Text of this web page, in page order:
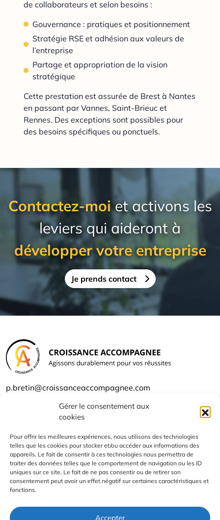
Gérer le consentement aux
cookies
Pour offrir les meilleures expériences, nous utilisons des technologies
telles que les cookies pour stocker et/ou accéder aux informations des
appareils. Le fait de consentir à ces technologies nous permettra de
traiter des données telles que le comportement de navigation ou les ID
uniques sur ce site. Le fait de ne pas consentir ou de retirer son
consentement peut avoir un effet négatif sur certaines caractéristiques et
fonctions.
Accepter
de collaborateurs et selon besoins :
Gouvernance : pratiques et positionnement
Stratégie RSE et adhésion aux valeurs de
l’entreprise
Partage et appropriation de la vision
stratégique
Cette prestation est assurée de Brest à Nantes
en passant par Vannes, Saint-Brieuc et
Rennes. Des exceptions sont possibles pour
des besoins spécifiques ou ponctuels.
Contactez-moiet activons les
leviers qui aideront à
développer votre entreprise
Je prends contact
p.bretin@croissanceaccompagnee.com
Les offres
Contact